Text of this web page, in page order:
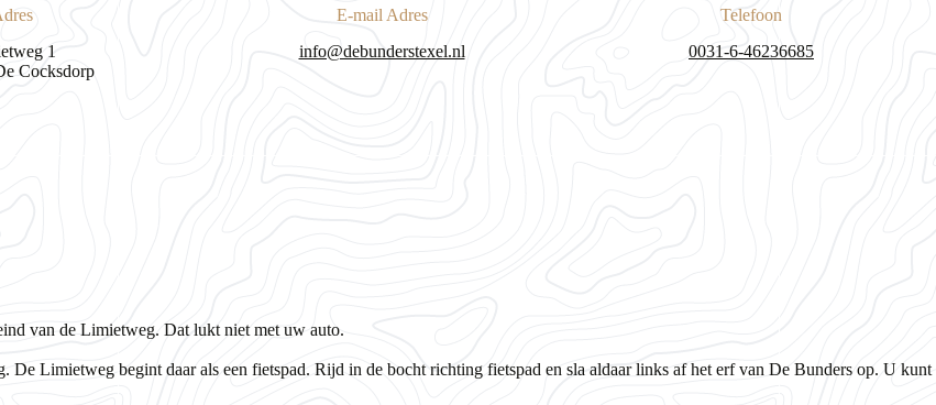
1
Cocksdorp
E-mail Adres
info@debunderstexel.nl
Telefoon
0031-6-46236685
van de Limietweg. Dat lukt niet met uw auto.
Limietweg begint daar als een fietspad. Rijd in de bocht richting fietspad en sla aldaar links af het erf van De Bunders op. U kunt